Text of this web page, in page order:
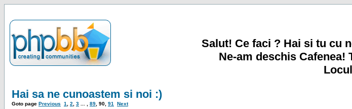
Salut! Ce faci ? Hai si tu cu
Ne-am deschis Cafenea!
Hai sa ne cunoastem si noi :)
Goto page Previous 1 2 3 89 90 91 Next